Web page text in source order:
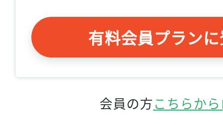
有料会員プラン
会員の方こちらか